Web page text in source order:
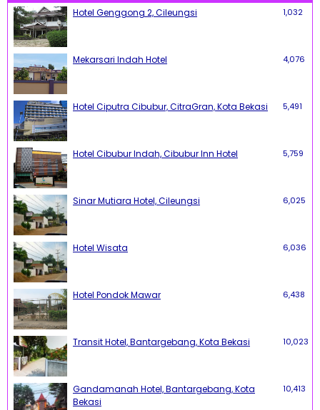
Hotel Genggong 2, Cileungsi 1,032
Mekarsari Indah Hotel 4,076
Hotel Ciputra Cibubur, CitraGran, Kota Bekasi 5,491
Hotel Cibubur Indah, Cibubur Inn Hotel 5,759
Sinar Mutiara Hotel, Cileungsi 6,025
Hotel Wisata 6,036
Hotel Pondok Mawar 6,438
Transit Hotel, Bantargebang, Kota Bekasi 10,023
Gandamanah Hotel, Bantargebang, Kota
Bekasi
10,413